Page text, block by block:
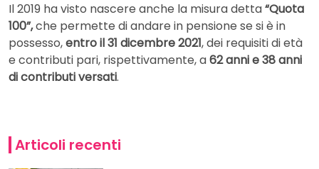
Il 2019 ha visto nascere anche la misura detta“Quota
100”,che permette di andare in pensione se si è in
possesso,entro il 31 dicembre 2021, dei requisiti di età
e contributi pari, rispettivamente, a62 anni e 38 anni
di contributi versati.
Articoli recenti